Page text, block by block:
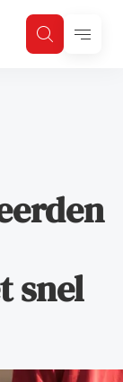
ZoekenMenu
snel